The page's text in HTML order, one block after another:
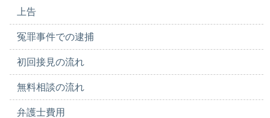
上告
冤罪事件での逮捕
初回接見の流れ
無料相談の流れ
弁護士費用